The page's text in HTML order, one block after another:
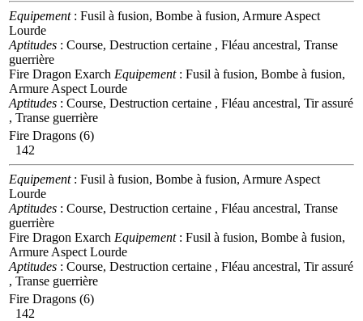
Equipement: Fusil à fusion, Bombe à fusion, Armure Aspect
Lourde
Aptitudes : Course, Destruction certaine , Fléau ancestral, Transe
guerrière
Fire Dragon Exarch Equipement: Fusil à fusion, Bombe à fusion,
Armure Aspect Lourde
Aptitudes : Course, Destruction certaine , Fléau ancestral, Tir assuré
, Transe guerrière
Fire Dragons (6)
142
Equipement: Fusil à fusion, Bombe à fusion, Armure Aspect
Lourde
Aptitudes : Course, Destruction certaine , Fléau ancestral, Transe
guerrière
Fire Dragon Exarch Equipement: Fusil à fusion, Bombe à fusion,
Armure Aspect Lourde
Aptitudes : Course, Destruction certaine , Fléau ancestral, Tir assuré
, Transe guerrière
Fire Dragons (6)
142